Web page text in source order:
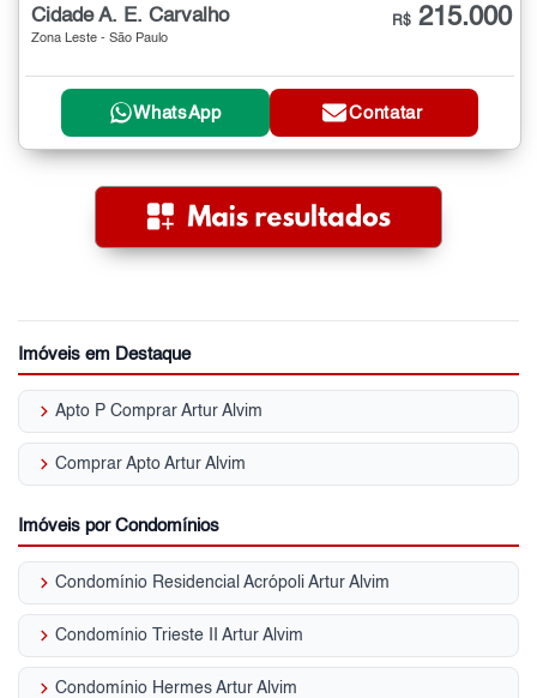
Cidade A. E. Carvalho
Zona Leste - São Paulo
R$ 215.000
WhatsApp Contatar
Imóveis em Destaque
keyboard_arrow_right Apto P Comprar Artur Alvim
keyboard_arrow_right Comprar Apto Artur Alvim
Imóveis por Condomínios
keyboard_arrow_right Condomínio Residencial Acrópoli Artur Alvim
keyboard_arrow_right Condomínio Trieste II Artur Alvim
keyboard_arrow_right Condomínio Hermes Artur Alvim